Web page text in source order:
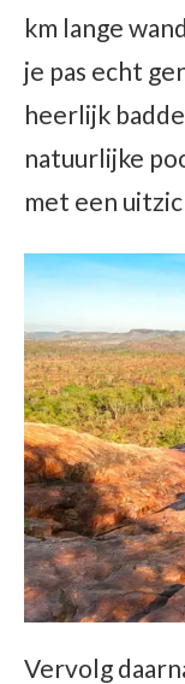
km lange
je pas echt
heerlijk
natuurlijke
met een
Vervolg